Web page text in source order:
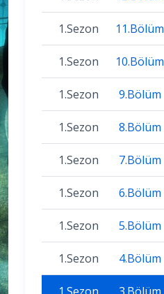
1.Sezon 11.Bölüm
1.Sezon 10.Bölüm
1.Sezon 9.Bölüm
1.Sezon 8.Bölüm
1.Sezon 7.Bölüm
1.Sezon 6.Bölüm
1.Sezon 5.Bölüm
1.Sezon 4.Bölüm